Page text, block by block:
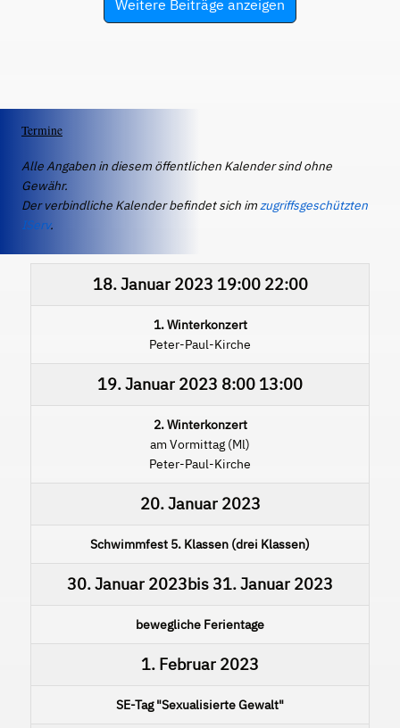
Weitere Beiträge anzeigen
Termine
Alle Angaben in diesem öffentlichen Kalender sind ohne
Gewähr.
Der verbindliche Kalender befindet sich imzugriffsgeschützten
IServ.
18. Januar 2023 19:00 22:00
1. Winterkonzert
Peter-Paul-Kirche
19. Januar 2023 8:00 13:00
2. Winterkonzert
am Vormittag (Ml)
Peter-Paul-Kirche
20. Januar 2023
Schwimmfest 5. Klassen (drei Klassen)
30. Januar 2023bis31. Januar 2023
bewegliche Ferientage
1. Februar 2023
SE-Tag "Sexualisierte Gewalt"